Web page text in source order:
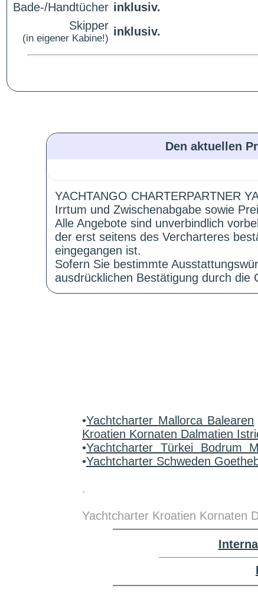
Bade-/Handtücher inklusiv.
Skipper
(in eigener Kabine!)
inklusiv.
Den aktuellen
YACHTANGO CHARTERPARTNER
Irrtum und Zwischenabgabe sowie
Alle Angebote sind unverbindlich
der erst seitens des Vercharteres
eingegangen ist.
Sofern Sie bestimmte
ausdrücklichen Bestätigung durch die
•Yachtcharter Mallorca Balearen
Kroatien Kornaten Dalmatien
•Yachtcharter Türkei Bodrum
•Yachtcharter Schweden
.
Yachtcharter Kroatien Kornaten